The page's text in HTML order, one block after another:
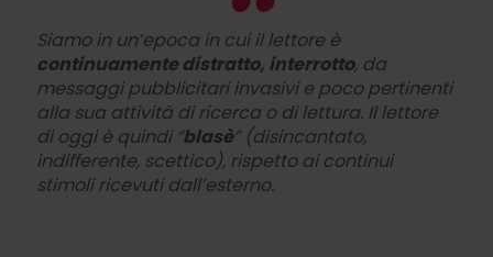
Siamo in un’epoca in cui il lettore è
continuamente distratto, interrotto, da
messaggi pubblicitari invasivi e poco pertinenti
alla sua attività di ricerca o di lettura. Il lettore
di oggi è quindi “blasè” (disincantato,
indifferente, scettico), rispetto ai continui
stimoli ricevuti dall’esterno.